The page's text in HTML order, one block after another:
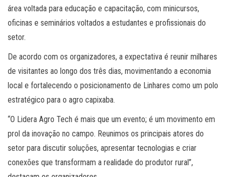
área voltada para educação e capacitação, com minicursos,
oficinas e seminários voltados a estudantes e profissionais do
setor.
De acordo com os organizadores, a expectativa é reunir milhares
de visitantes ao longo dos três dias, movimentando a economia
local e fortalecendo o posicionamento de Linhares como um polo
estratégico para o agro capixaba.
“O Lidera Agro Tech é mais que um evento; é um movimento em
prol da inovação no campo. Reunimos os principais atores do
setor para discutir soluções, apresentar tecnologias e criar
conexões que transformam a realidade do produtor rural”,